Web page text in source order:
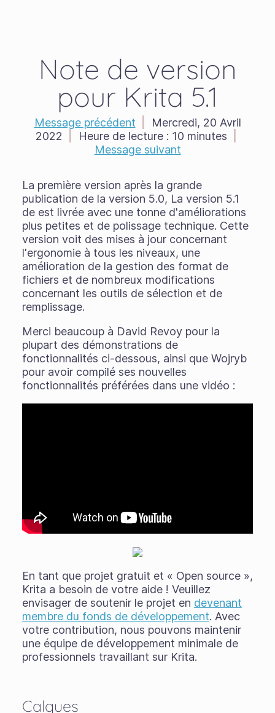
Note de version
pour Krita 5.1
Message précédent
Mercredi, 20 Avril
2022
Heure de lecture : 10 minutes
Message suivant
La première version après la grande
publication de la version 5.0, La version 5.1
de est livrée avec une tonne d'améliorations
plus petites et de polissage technique. Cette
version voit des mises à jour concernant
l'ergonomie à tous les niveaux, une
amélioration de la gestion des format de
fichiers et de nombreux modifications
concernant les outils de sélection et de
remplissage.
Merci beaucoup à David Revoy pour la
plupart des démonstrations de
fonctionnalités ci-dessous, ainsi que Wojryb
pour avoir compilé ses nouvelles
fonctionnalités préférées dans une vidéo :
En tant que projet gratuit et « Open source »,
Krita a besoin de votre aide ! Veuillez
envisager de soutenir le projet en devenant
membre du fonds de développement. Avec
votre contribution, nous pouvons maintenir
une équipe de développement minimale de
professionnels travaillant sur Krita.
Calques